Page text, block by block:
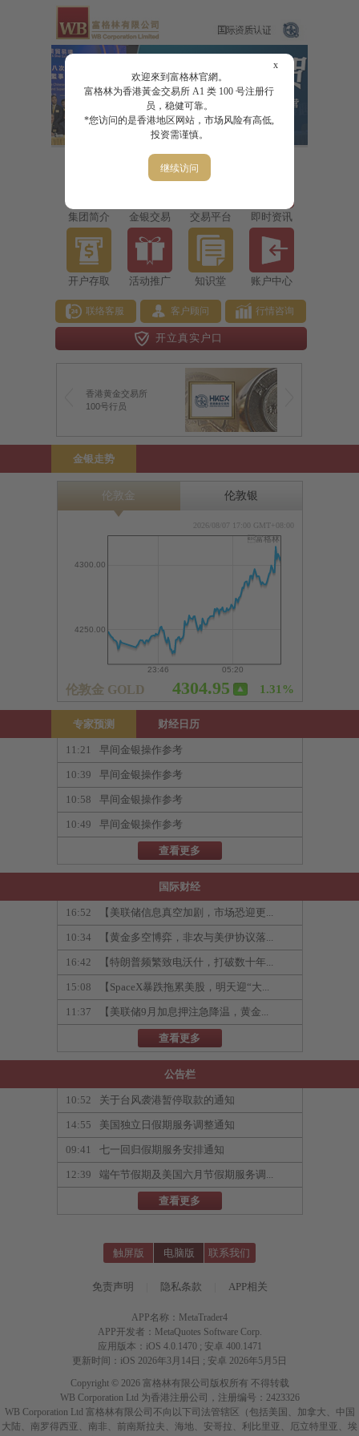
x
欢迎來到富格林官網。
富格林为香港黃金交易所 A1 类 100 号注册行
员，稳健可靠。
*您访问的是香港地区网站，市场风险有高低,
投资需谨慎。
继续访问
集团简介 金银交易 交易平台 即时资讯
开户存取 活动推广 知识堂 账户中心
联络客服 客户顾问 行情咨询
开立真实户口
香港黄金交易所
100号行员
金银走势
专家预测 财经日历
11:21 早间金银操作参考
10:39 早间金银操作参考
10:58 早间金银操作参考
10:49 早间金银操作参考
查看更多
国际财经
16:52 【美联储信息真空加剧，市场恐迎更...
10:34 【黄金多空博弈，非农与美伊协议落...
16:42 【特朗普频繁致电沃什，打破数十年...
15:08 【SpaceX暴跌拖累美股，明天迎“大...
11:37 【美联储9月加息押注急降温，黄金...
查看更多
公告栏
10:52 关于台风袭港暂停取款的通知
14:55 美国独立日假期服务调整通知
09:41 七一回归假期服务安排通知
12:39 端午节假期及美国六月节假期服务调...
查看更多
触屏版 电脑版 联系我们
免责声明 隐私条款 APP相关
APP名称：MetaTrader4
APP开发者：MetaQuotes Software Corp.
应用版本：iOS 4.0.1470 ; 安卓 400.1471
更新时间：iOS 2026年3月14日 ; 安卓 2026年5月5日
Copyright © 2026 富格林有限公司版权所有 不得转载
WB Corporation Ltd 为香港注册公司，注册编号：2423326
WB Corporation Ltd 富格林有限公司不向以下司法管辖区（包括美国、加拿大、中国
大陆、南罗得西亚、南非、前南斯拉夫、海地、安哥拉、利比里亚、厄立特里亚、埃